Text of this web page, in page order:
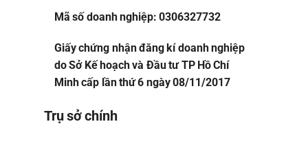
Mã số doanh nghiệp: 0306327732
Giấy chứng nhận đăng kí doanh nghiệp
do Sở Kế hoạch và Đầu tư TP Hồ Chí
Minh cấp lần thứ 6 ngày 08/11/2017
Trụ sở chính